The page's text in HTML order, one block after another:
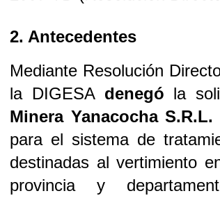
2. Antecedentes
Mediante Resolución
la DIGESA denegó la
Minera Yanacocha S.R.L.
para el sistema de
destinadas al vertimiento
provincia y